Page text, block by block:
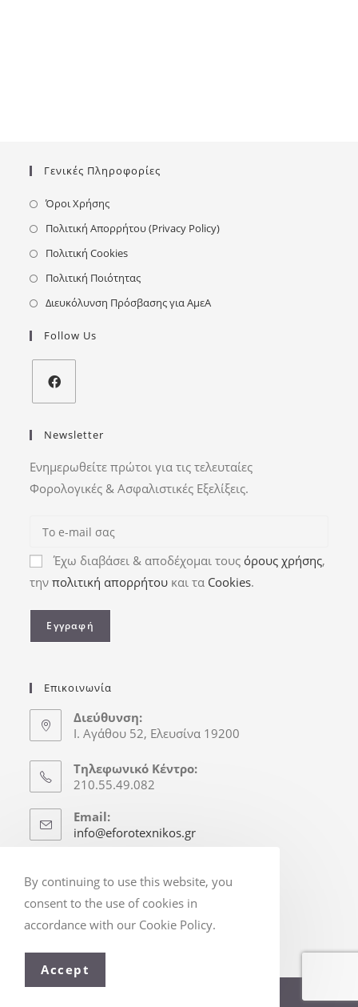
Γενικές Πληροφορίες
Όροι Χρήσης
Πολιτική Απορρήτου (Privacy Policy)
Πολιτική Cookies
Πολιτική Ποιότητας
Διευκόλυνση Πρόσβασης για ΑμεΑ
Follow Us
Newsletter
Ενημερωθείτε πρώτοι για τις τελευταίες
Φορολογικές & Ασφαλιστικές Εξελίξεις.
Έχω διαβάσει & αποδέχομαι τους όρους χρήσης,
τηνπολιτική απορρήτου και τα Cookies.
Επικοινωνία
Διεύθυνση:
Ι. Αγάθου 52, Ελευσίνα 19200
Τηλεφωνικό Κέντρο:
210.55.49.082
Email:
info@eforotexnikos.gr
Δευτ.-Παρ.: 8:30-16:30
(Απόγ. & Σ/Κ κατόπιν Ραντεβού)
By continuing to use this website, you
consent to the use of cookies in
accordance with our Cookie Policy.
Accept